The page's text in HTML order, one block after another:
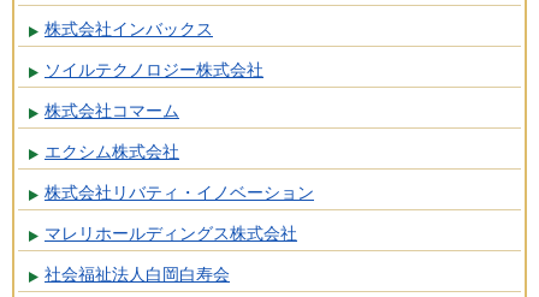
株式会社インバックス
ソイルテクノロジー株式会社
株式会社コマーム
エクシム株式会社
株式会社リバティ・イノベーション
マレリホールディングス株式会社
社会福祉法人白岡白寿会